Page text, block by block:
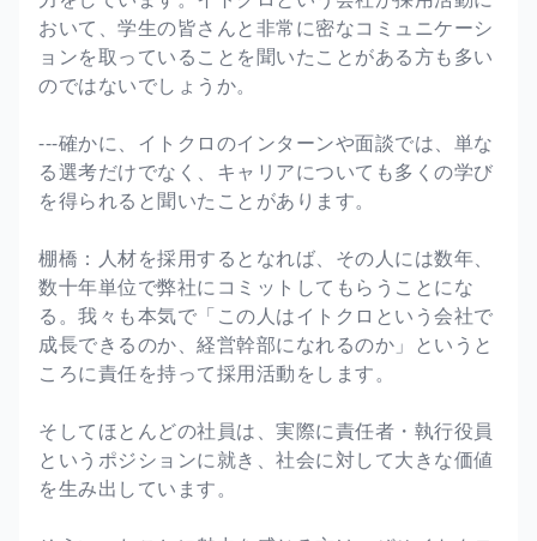
おいて、学生の皆さんと非常に密なコミュニケーシ
ョンを取っていることを聞いたことがある方も多い
のではないでしょうか。
---確かに、イトクロのインターンや面談では、単な
る選考だけでなく、キャリアについても多くの学び
を得られると聞いたことがあります。
棚橋：人材を採用するとなれば、その人には数年、
数十年単位で弊社にコミットしてもらうことにな
る。我々も本気で「この人はイトクロという会社で
成長できるのか、経営幹部になれるのか」というと
ころに責任を持って採用活動をします。
そしてほとんどの社員は、実際に責任者・執行役員
というポジションに就き、社会に対して大きな価値
を生み出しています。